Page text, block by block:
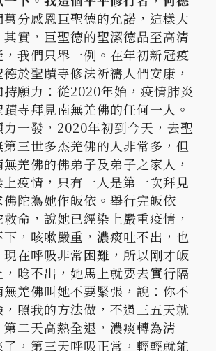
萬分感恩巨聖德的允諾，這樣大
實，巨聖德的聖潔德品至高清
我們只舉一例。在年初新冠疫
於聖蹟寺修法祈禱人們安康，
願力：從2020年始，疫情肺炎
寺拜見南無羌佛的任何一人。
一發，2020年初到今天，去聖
三世多杰羌佛的人非常多，但
羌佛的佛弟子及弟子之家人，
疫情，只有一人是第一次拜見
陀為她作皈依。舉行完皈依
命，說她已經染上嚴重疫情，
，咳嗽嚴重，濃痰吐不出，也
在呼吸非常困難，所以剛才皈
唸不出，她馬上就要去實行隔
羌佛叫她不要緊張，說：你不
照我的方法做，不過三五天就
二天高熱全退，濃痰轉為清
，第三天呼吸正常，輕輕就能